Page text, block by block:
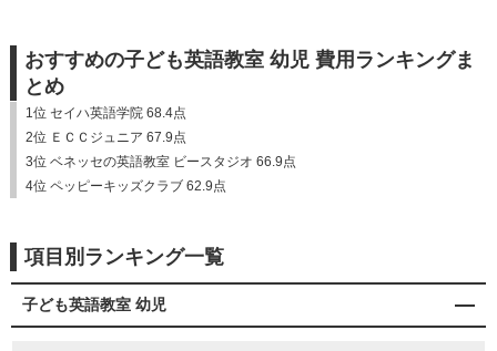
おすすめの子ども英語教室 幼児 費用ランキングま
とめ
1位 セイハ英語学院 68.4点
2位 ＥＣＣジュニア 67.9点
3位 ベネッセの英語教室 ビースタジオ 66.9点
4位 ペッピーキッズクラブ 62.9点
項目別ランキング一覧
子ども英語教室 幼児